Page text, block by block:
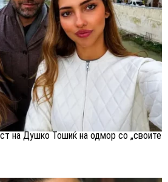
на Душко Тошиќ на одмор со „своите